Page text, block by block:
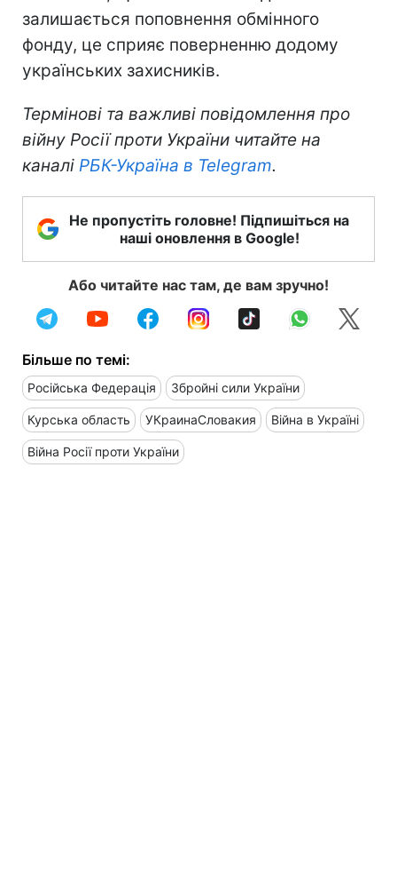
залишається поповнення обмінного
фонду, це сприяє поверненню додому
українських захисників.
Термінові та важливі повідомлення про
війну Росії проти України читайте на
каналі РБК-Україна в Telegram.
Не пропустіть головне! Підпишіться на
наші оновлення в Google!
Або читайте нас там, де вам зручно!
Більше по темі:
Російська Федерація Збройні сили України
Курська область УКраинаСловакия Війна в Україні
Війна Росії проти України